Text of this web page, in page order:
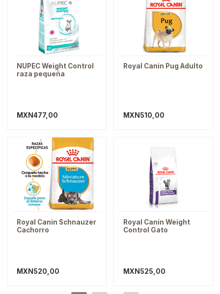
GRATIS
NUPEC Weight Control
raza pequeña
MXN477,00
Royal Canin Pug Adulto
MXN510,00
Royal Canin Schnauzer
Cachorro
MXN520,00
Royal Canin Weight
Control Gato
MXN525,00